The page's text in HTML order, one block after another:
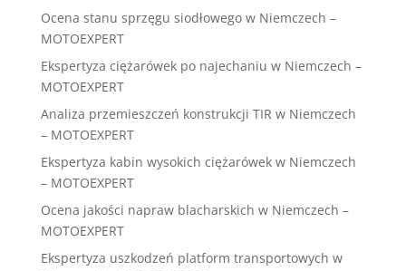
Ocena stanu sprzęgu siodłowego w Niemczech –
MOTOEXPERT
Ekspertyza ciężarówek po najechaniu w Niemczech –
MOTOEXPERT
Analiza przemieszczeń konstrukcji TIR w Niemczech
– MOTOEXPERT
Ekspertyza kabin wysokich ciężarówek w Niemczech
– MOTOEXPERT
Ocena jakości napraw blacharskich w Niemczech –
MOTOEXPERT
Ekspertyza uszkodzeń platform transportowych w